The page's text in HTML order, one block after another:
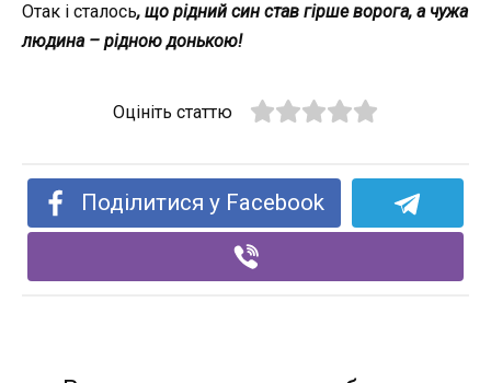
Отак і сталось, що рідний син став гірше ворога, а чужа
людина – рідною донькою!
Оцініть статтю
Поділитися у Facebook